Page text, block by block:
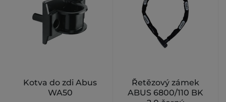
Kotva do zdi Abus
WA50
Řetězový zámek
ABUS 6800/110 BK